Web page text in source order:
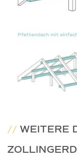
// WEITERE